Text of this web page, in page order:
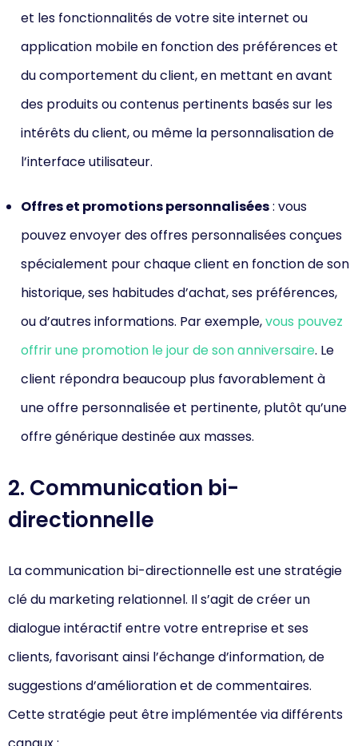
et les fonctionnalités de votre site internet ou
application mobile en fonction des préférences et
du comportement du client, en mettant en avant
des produits ou contenus pertinents basés sur les
intérêts du client, ou même la personnalisation de
l’interface utilisateur.
Offres et promotions personnalisées: vous
pouvez envoyer des offres personnalisées conçues
spécialement pour chaque client en fonction de son
historique, ses habitudes d’achat, ses préférences,
ou d’autres informations. Par exemple,vous pouvez
offrir une promotion le jour de son anniversaire. Le
client répondra beaucoup plus favorablement à
une offre personnalisée et pertinente, plutôt qu’une
offre générique destinée aux masses.
2. Communication bi-
directionnelle
La communication bi-directionnelle est une stratégie
clé du marketing relationnel. Il s’agit de créer un
dialogue intéractif entre votre entreprise et ses
clients, favorisant ainsi l’échange d’information, de
suggestions d’amélioration et de commentaires.
Cette stratégie peut être implémentée via différents